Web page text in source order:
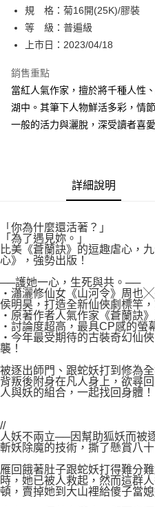
３．安心：先確認商品／服務後，再付
【「AFTEE先享後付」結帳流程】
１．於結帳方式選擇「AFTEE先享後
２．訂單成立數日內，您將收到繳費
ATM／網路銀行／等多元方式進行付
※ 請注意：結帳手續完成當下不需立
購買商品的店家。未經商家同意取消
後付繳納相關費用。
權轉讓予恩沛科技股份有限公司。
２．關於個人資料處理事宜，請瀏覽
https://aftee.tw/terms/#terms3
３．未成年的使用者請事先徵得法定
「AFTEE先享後付」，若未經同意申
任。
４．使用「AFTEE先享後付」時，將
時審查核予不同之上限額度；若仍有
請求用戶進行身份認證。
５．嚴禁一人註冊多個帳號或使用他
恩沛科技股份有限公司將有權停止該
全家取貨付款
每筆NT$80，滿NT$500(含以上)
每筆NT$80，滿NT$500(含以上)
每筆NT$80，滿NT$500(含以上)
付款後7-11取貨
每筆NT$80，滿NT$500(含以上)
宅配
每筆NT$100，滿NT$800(含以上
國家/地區配送
規 格：菊16開(25K)/膠裝
等 級：普遍級
上市日：2023/04/18
銷售重點
當紅人氣作家，擅於將千種人性
湖中。其筆下人物鮮活多彩，情
一般的活力與灑脫，深受讀者喜愛
詳細說明
「你為什麼還活著？」
「為了遇見妳。」
比美《蒼蘭訣》的逗趣虐心，
心》，強勢出版！
──護她一心，生死與共。──
‧瀟灑修仙女《山河令》周也╳
侯明昊，打造全新仙俠劇標竿
‧原著作者人氣作家《蒼蘭訣
‧討論度超高，最具CP感的螢
‧今年最受期待的古裝奇幻仙
襲！
被逐出師門、跟蛇妖打到修為
背叛後附身在凡人身上，欲尋
人與妖的組合，一起找回身體！
//
人妖不兩立──因幫助狐妖而被
斬妖除魔的技術，撕了懸賞八
雁回餓著肚子跟蛇妖打得難分
時，她已被人救起，然而這群
頓，賣掉她到大山裡給傻子當媳